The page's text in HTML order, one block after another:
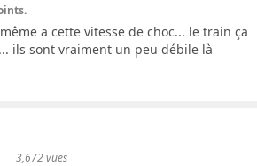
a cette vitesse de choc... le train ça
ils sont vraiment un peu débile là
3,672 vues